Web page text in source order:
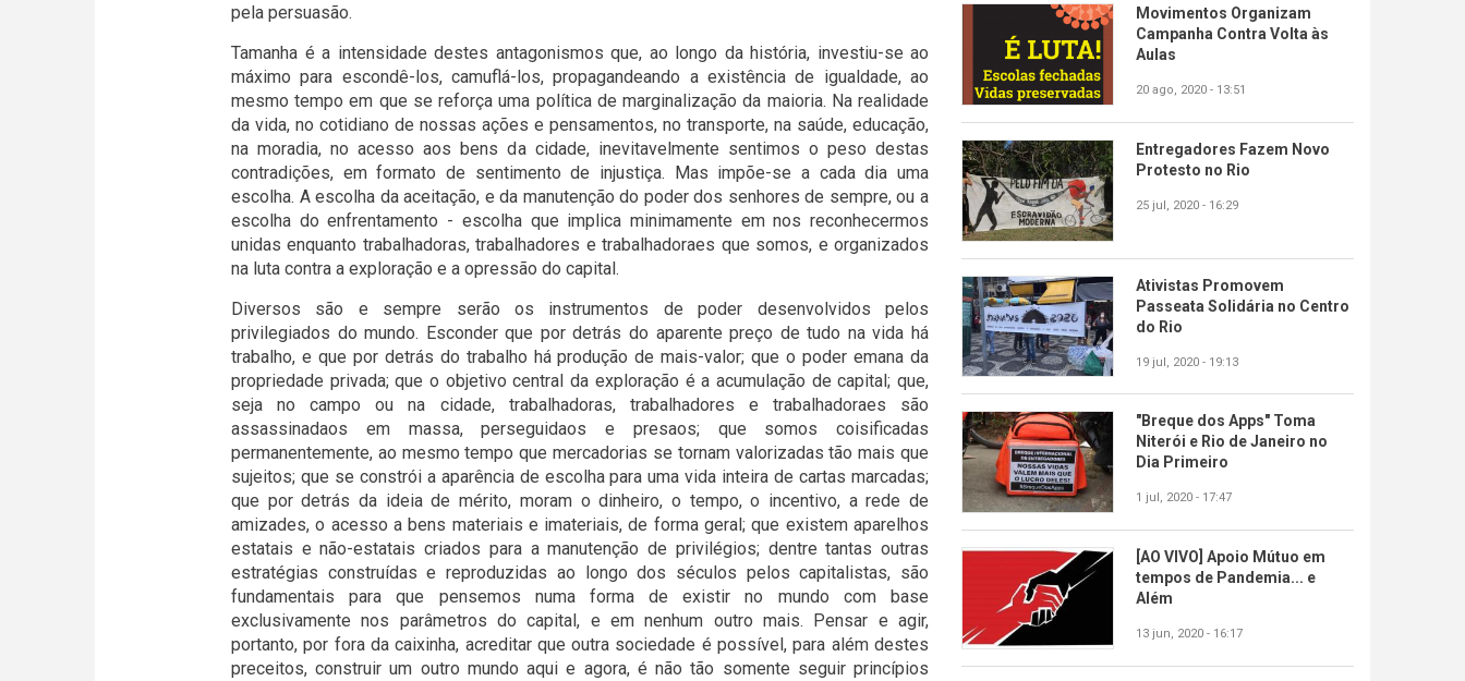
pela persuasão.
Tamanha é a intensidade destes antagonismos que, ao longo da história, investiu-se ao
máximo para escondê-los, camuflá-los, propagandeando a existência de igualdade, ao
mesmo tempo em que se reforça uma política de marginalização da maioria. Na realidade
da vida, no cotidiano de nossas ações e pensamentos, no transporte, na saúde, educação,
na moradia, no acesso aos bens da cidade, inevitavelmente sentimos o peso destas
contradições, em formato de sentimento de injustiça. Mas impõe-se a cada dia uma
escolha. A escolha da aceitação, e da manutenção do poder dos senhores de sempre, ou a
escolha do enfrentamento - escolha que implica minimamente em nos reconhecermos
unidas enquanto trabalhadoras, trabalhadores e trabalhadoraes que somos, e organizados
na luta contra a exploração e a opressão do capital.
Diversos são e sempre serão os instrumentos de poder desenvolvidos pelos
privilegiados do mundo. Esconder que por detrás do aparente preço de tudo na vida há
trabalho, e que por detrás do trabalho há produção de mais-valor; que o poder emana da
propriedade privada; que o objetivo central da exploração é a acumulação de capital; que,
seja no campo ou na cidade, trabalhadoras, trabalhadores e trabalhadoraes são
assassinadaos em massa, perseguidaos e presaos; que somos coisificadas
permanentemente, ao mesmo tempo que mercadorias se tornam valorizadas tão mais que
sujeitos; que se constrói a aparência de escolha para uma vida inteira de cartas marcadas;
que por detrás da ideia de mérito, moram o dinheiro, o tempo, o incentivo, a rede de
amizades, o acesso a bens materiais e imateriais, de forma geral; que existem aparelhos
estatais e não-estatais criados para a manutenção de privilégios; dentre tantas outras
estratégias construídas e reproduzidas ao longo dos séculos pelos capitalistas, são
fundamentais para que pensemos numa forma de existir no mundo com base
exclusivamente nos parâmetros do capital, e em nenhum outro mais. Pensar e agir,
portanto, por fora da caixinha, acreditar que outra sociedade é possível, para além destes
preceitos, construir um outro mundo aqui e agora, é não tão somente seguir princípios
Movimentos Organizam
Campanha Contra Volta às
Aulas
20 ago, 2020 - 13:51
Entregadores Fazem Novo
Protesto no Rio
25 jul, 2020 - 16:29
Ativistas Promovem
Passeata Solidária no Centro
do Rio
19 jul, 2020 - 19:13
"Breque dos Apps" Toma
Niterói e Rio de Janeiro no
Dia Primeiro
1 jul, 2020 - 17:47
[AO VIVO] Apoio Mútuo em
tempos de Pandemia... e
Além
13 jun, 2020 - 16:17